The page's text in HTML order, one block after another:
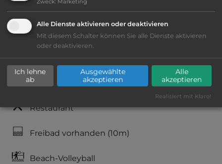
Lage: ansprechend
Geräuschkulisse: überwiegend ruhig
kiesig, harter Grund
Lebensmittelverkauf
Restaurant
Freibad vorhanden (10m)
Beach-Volleyball
Alle Dienste aktivieren oder deaktivieren
Mit diesem Schalter können Sie alle Dienste aktivieren
oder deaktivieren.
Ich lehne
ab
Ausgewählte
akzeptieren
Alle
akzeptieren
Realisiert mit Klaro!